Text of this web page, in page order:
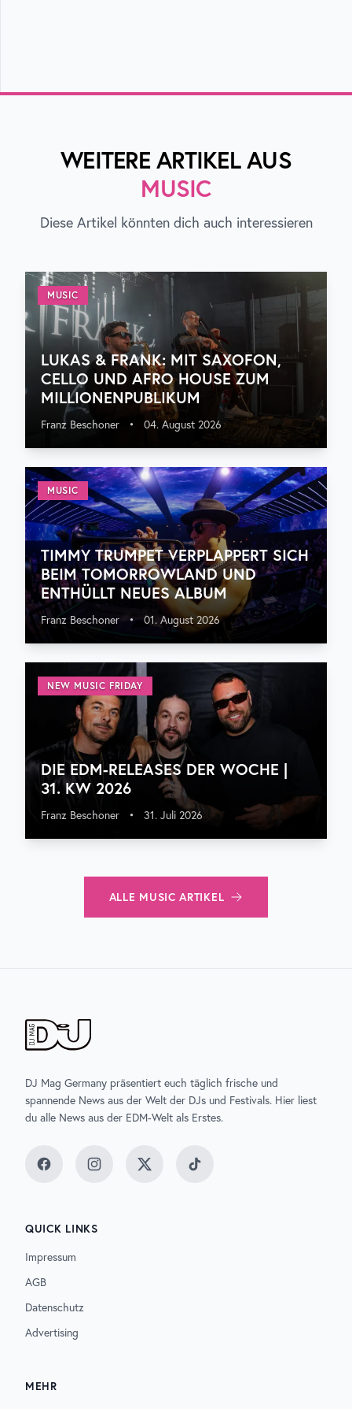
WEITERE ARTIKEL AUS
MUSIC
Diese Artikel könnten dich auch interessieren
MUSIC
LUKAS & FRANK: MIT SAXOFON,
CELLO UND AFRO HOUSE ZUM
MILLIONENPUBLIKUM
Franz Beschoner • 04. August 2026
MUSIC
TIMMY TRUMPET VERPLAPPERT SICH
BEIM TOMORROWLAND UND
ENTHÜLLT NEUES ALBUM
Franz Beschoner • 01. August 2026
NEW MUSIC FRIDAY
DIE EDM-RELEASES DER WOCHE |
31. KW 2026
Franz Beschoner • 31. Juli 2026
ALLE MUSIC ARTIKEL
DJ Mag Germany präsentiert euch täglich frische und
spannende News aus der Welt der DJs und Festivals. Hier liest
du alle News aus der EDM-Welt als Erstes.
FacebookInstagramTwitter TikTok
QUICK LINKS
Impressum
AGB
Datenschutz
Advertising
MEHR